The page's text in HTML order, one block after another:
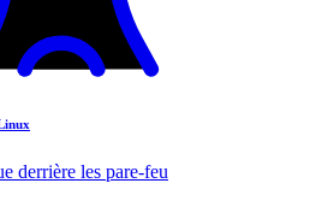
derrière les pare-feu